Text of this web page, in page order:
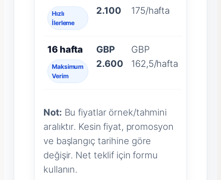
Hızlı
İlerleme
2.100
175/hafta
16 hafta
Maksimum
Verim
GBP
2.600
GBP
162,5/hafta
Not: Bu fiyatlar örnek/tahmini
aralıktır. Kesin fiyat, promosyon
ve başlangıç tarihine göre
değişir. Net teklif için formu
kullanın.